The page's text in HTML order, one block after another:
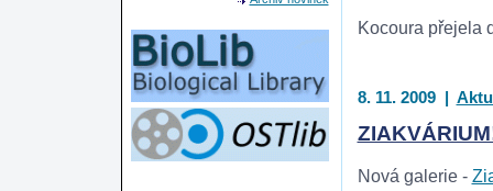
Kocoura přejela
8. 11. 2009|
Nová galerie -